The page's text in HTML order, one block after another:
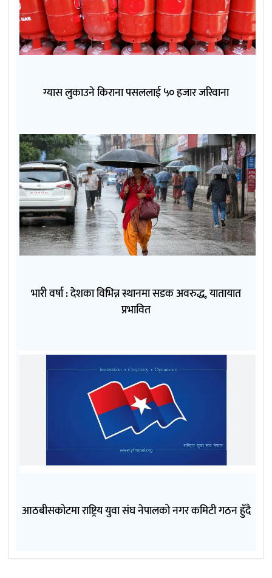
ग्यास लुकाउने किराना पसललाई ५० हजार जरिवाना
भारी वर्षा : देशका विभिन्न स्थानमा सडक अवरुद्ध, यातायात
प्रभावित
आठबीसकोटमा राष्ट्रिय युवा संघ नेपालको नगर कमिटी गठन हुँदै